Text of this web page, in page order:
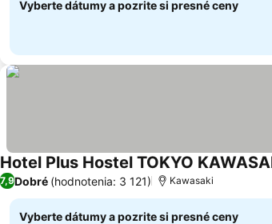
Vyberte dátumy a pozrite si presné ceny
Hotel Plus Hostel TOKYO
7,9Dobré (hodnotenia: 3 121) Kawasaki
Vyberte dátumy a pozrite si presné ceny